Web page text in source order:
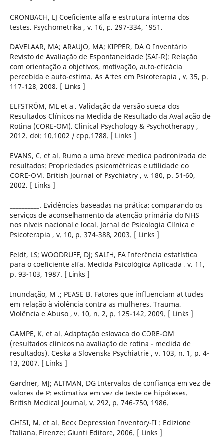
CRONBACH, LJ Coeficiente alfa e estrutura interna dos
testes. Psychometrika , v. 16, p. 297-334, 1951.
DAVELAAR, MA; ARAUJO, MA; KIPPER, DA O Inventário
Revisto de Avaliação de Espontaneidade (SAI-R): Relação
com orientação a objetivos, motivação, auto-eficácia
percebida e auto-estima. As Artes em Psicoterapia , v. 35, p.
117-128, 2008. [ Links ]
ELFSTRÖM, ML et al. Validação da versão sueca dos
Resultados Clínicos na Medida de Resultado da Avaliação de
Rotina (CORE-OM). Clinical Psychology & Psychotherapy ,
2012. doi: 10.1002 / cpp.1788. [ Links ]
EVANS, C. et al. Rumo a uma breve medida padronizada de
resultados: Propriedades psicométricas e utilidade do
CORE-OM. British Journal of Psychiatry , v. 180, p. 51-60,
2002. [ Links ]
__________. Evidências baseadas na prática: comparando os
serviços de aconselhamento da atenção primária do NHS
nos níveis nacional e local. Jornal de Psicologia Clínica e
Psicoterapia , v. 10, p. 374-388, 2003. [ Links ]
Feldt, LS; WOODRUFF, DJ; SALIH, FA Inferência estatística
para o coeficiente alfa. Medida Psicológica Aplicada , v. 11,
p. 93-103, 1987. [ Links ]
Inundação, M .; PEASE B. Fatores que influenciam atitudes
em relação à violência contra as mulheres. Trauma,
Violência e Abuso , v. 10, n. 2, p. 125-142, 2009. [ Links ]
GAMPE, K. et al. Adaptação eslovaca do CORE-OM
(resultados clínicos na avaliação de rotina - medida de
resultados). Ceska a Slovenska Psychiatrie , v. 103, n. 1, p. 4-
13, 2007. [ Links ]
Gardner, MJ; ALTMAN, DG Intervalos de confiança em vez de
valores de P: estimativa em vez de teste de hipóteses.
British Medical Journal, v. 292, p. 746-750, 1986.
GHISI, M. et al. Beck Depression Inventory-II : Edizione
Italiana. Firenze: Giunti Editore, 2006. [ Links ]